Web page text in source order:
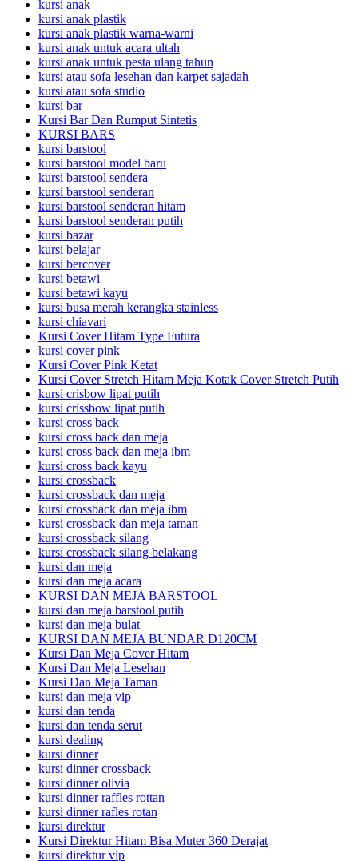
kursi anak
kursi anak plastik
kursi anak plastik warna-warni
kursi anak untuk acara ultah
kursi anak untuk pesta ulang tahun
kursi atau sofa lesehan dan karpet sajadah
kursi atau sofa studio
kursi bar
Kursi Bar Dan Rumput Sintetis
KURSI BARS
kursi barstool
kursi barstool model baru
kursi barstool sendera
kursi barstool senderan
kursi barstool senderan hitam
kursi barstool senderan putih
kursi bazar
kursi belajar
kursi bercover
kursi betawi
kursi betawi kayu
kursi busa merah kerangka stainless
kursi chiavari
Kursi Cover Hitam Type Futura
kursi cover pink
Kursi Cover Pink Ketat
Kursi Cover Stretch Hitam Meja Kotak Cover Stretch Putih
kursi crisbow lipat putih
kursi crissbow lipat putih
kursi cross back
kursi cross back dan meja
kursi cross back dan meja ibm
kursi cross back kayu
kursi crossback
kursi crossback dan meja
kursi crossback dan meja ibm
kursi crossback dan meja taman
kursi crossback silang
kursi crossback silang belakang
kursi dan meja
kursi dan meja acara
KURSI DAN MEJA BARSTOOL
kursi dan meja barstool putih
kursi dan meja bulat
KURSI DAN MEJA BUNDAR D120CM
Kursi Dan Meja Cover Hitam
Kursi Dan Meja Lesehan
Kursi Dan Meja Taman
kursi dan meja vip
kursi dan tenda
kursi dan tenda serut
kursi dealing
kursi dinner
kursi dinner crossback
kursi dinner olivia
kursi dinner raffles rottan
kursi dinner rafles rotan
kursi direktur
Kursi Direktur Hitam Bisa Muter 360 Derajat
kursi direktur vip